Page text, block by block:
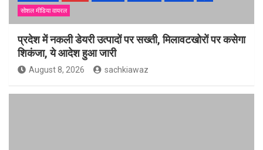
सोशल मीडिया वायरल
प्रदेश में नकली डेयरी उत्पादों पर सख्ती, मिलावटखोरों पर कसेगा
शिकंजा, ये आदेश हुआ जारी
August 8, 2026 sachkiawaz